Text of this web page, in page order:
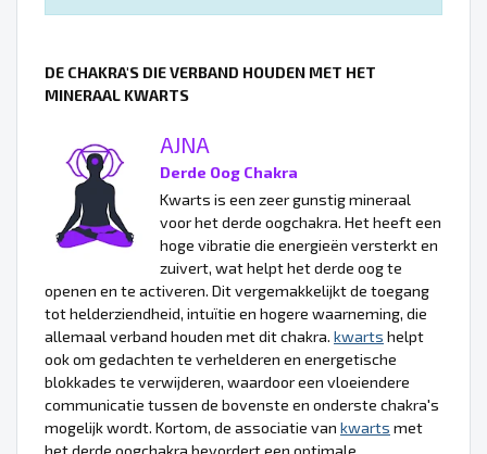
DE CHAKRA'S DIE VERBAND HOUDEN MET HET
MINERAAL KWARTS
AJNA
Derde Oog Chakra
Kwarts is een zeer gunstig mineraal
voor het derde oogchakra. Het heeft een
hoge vibratie die energieën versterkt en
zuivert, wat helpt het derde oog te
openen en te activeren. Dit vergemakkelijkt de toegang
tot helderziendheid, intuïtie en hogere waarneming, die
allemaal verband houden met dit chakra. kwarts helpt
ook om gedachten te verhelderen en energetische
blokkades te verwijderen, waardoor een vloeiendere
communicatie tussen de bovenste en onderste chakra's
mogelijk wordt. Kortom, de associatie van kwarts met
het derde oogchakra bevordert een optimale